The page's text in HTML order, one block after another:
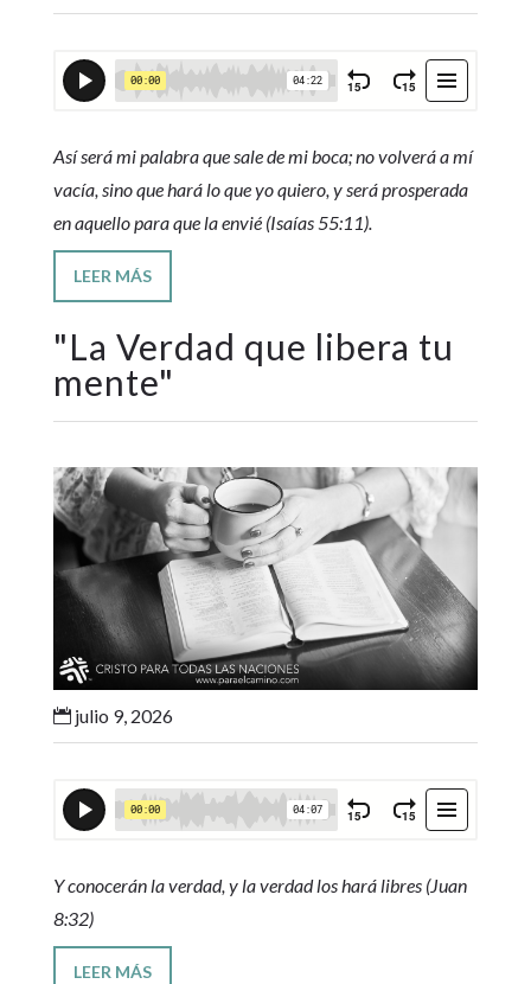
Así será mi palabra que sale de mi boca; no volverá a mí
vacía, sino que hará lo que yo quiero, y será prosperada
en aquello para que la envié (Isaías 55:11).
LEER MÁS
"La Verdad que libera tu
mente"
julio 9, 2026
Y conocerán la verdad, y la verdad los hará libres (Juan
8:32)
LEER MÁS